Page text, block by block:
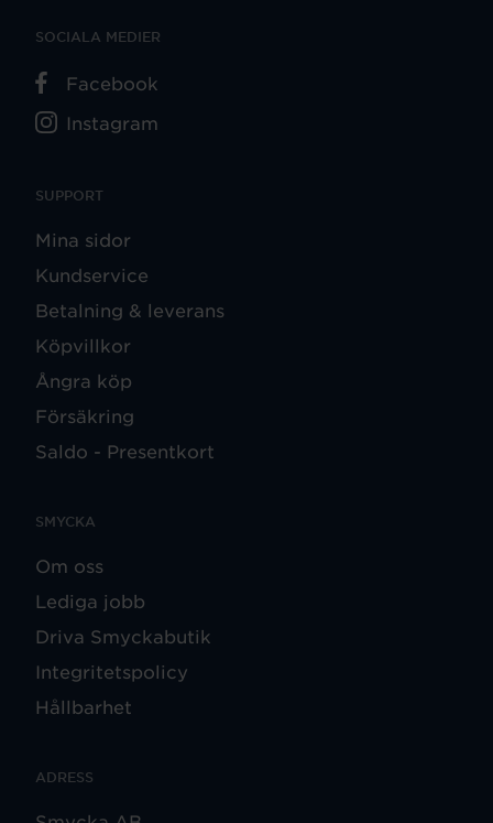
SUPPORT
Mina sidor
Kundservice
Betalning & leverans
Köpvillkor
Ångra köp
Försäkring
Saldo - Presentkort
SMYCKA
Om oss
Lediga jobb
Driva Smyckabutik
Integritetspolicy
Hållbarhet
ADRESS
SOCIALA MEDIER
Facebook
Instagram